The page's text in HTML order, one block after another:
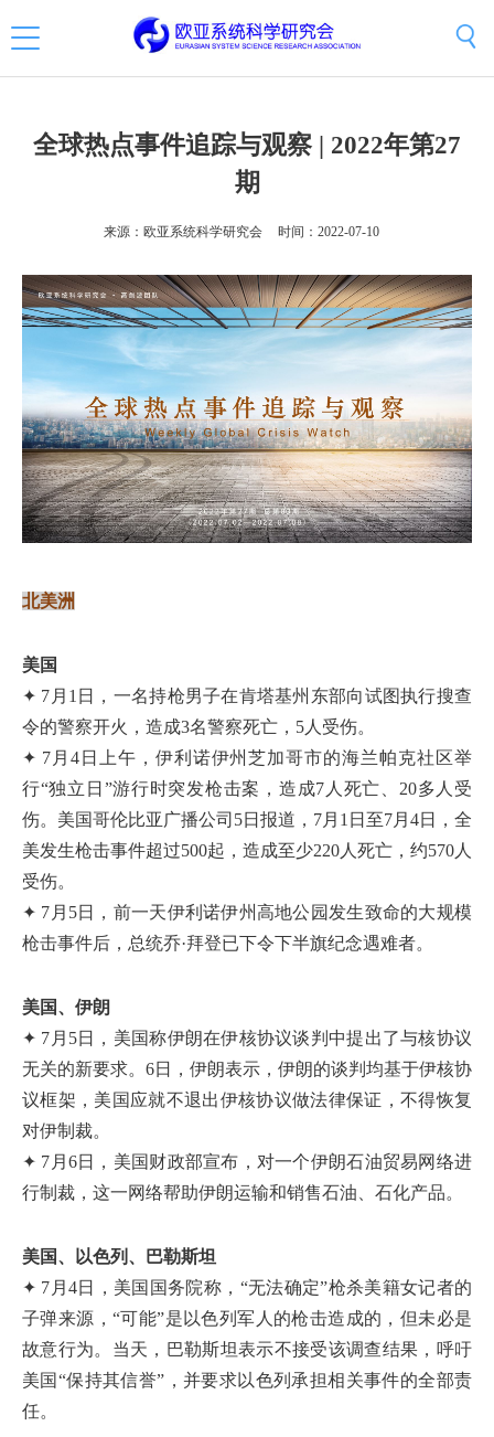
全球热点事件追踪与观察 | 2022年第27
期
来源：欧亚系统科学研究会 时间：2022-07-10
北美洲
美国
✦ 7月1日，一名持枪男子在肯塔基州东部向试图执行搜查
令的警察开火，造成3名警察死亡，5人受伤。
✦ 7月4日上午，伊利诺伊州芝加哥市的海兰帕克社区举
行“独立日”游行时突发枪击案，造成7人死亡、20多人受
伤。美国哥伦比亚广播公司5日报道，7月1日至7月4日，全
美发生枪击事件超过500起，造成至少220人死亡，约570人
受伤。
✦ 7月5日，前一天伊利诺伊州高地公园发生致命的大规模
枪击事件后，总统乔·拜登已下令下半旗纪念遇难者。
美国、伊朗
✦ 7月5日，美国称伊朗在伊核协议谈判中提出了与核协议
无关的新要求。6日，伊朗表示，伊朗的谈判均基于伊核协
议框架，美国应就不退出伊核协议做法律保证，不得恢复
对伊制裁。
✦ 7月6日，美国财政部宣布，对一个伊朗石油贸易网络进
行制裁，这一网络帮助伊朗运输和销售石油、石化产品。
美国、以色列、巴勒斯坦
✦ 7月4日，美国国务院称，“无法确定”枪杀美籍女记者的
子弹来源，“可能”是以色列军人的枪击造成的，但未必是
故意行为。当天，巴勒斯坦表示不接受该调查结果，呼吁
美国“保持其信誉”，并要求以色列承担相关事件的全部责
任。